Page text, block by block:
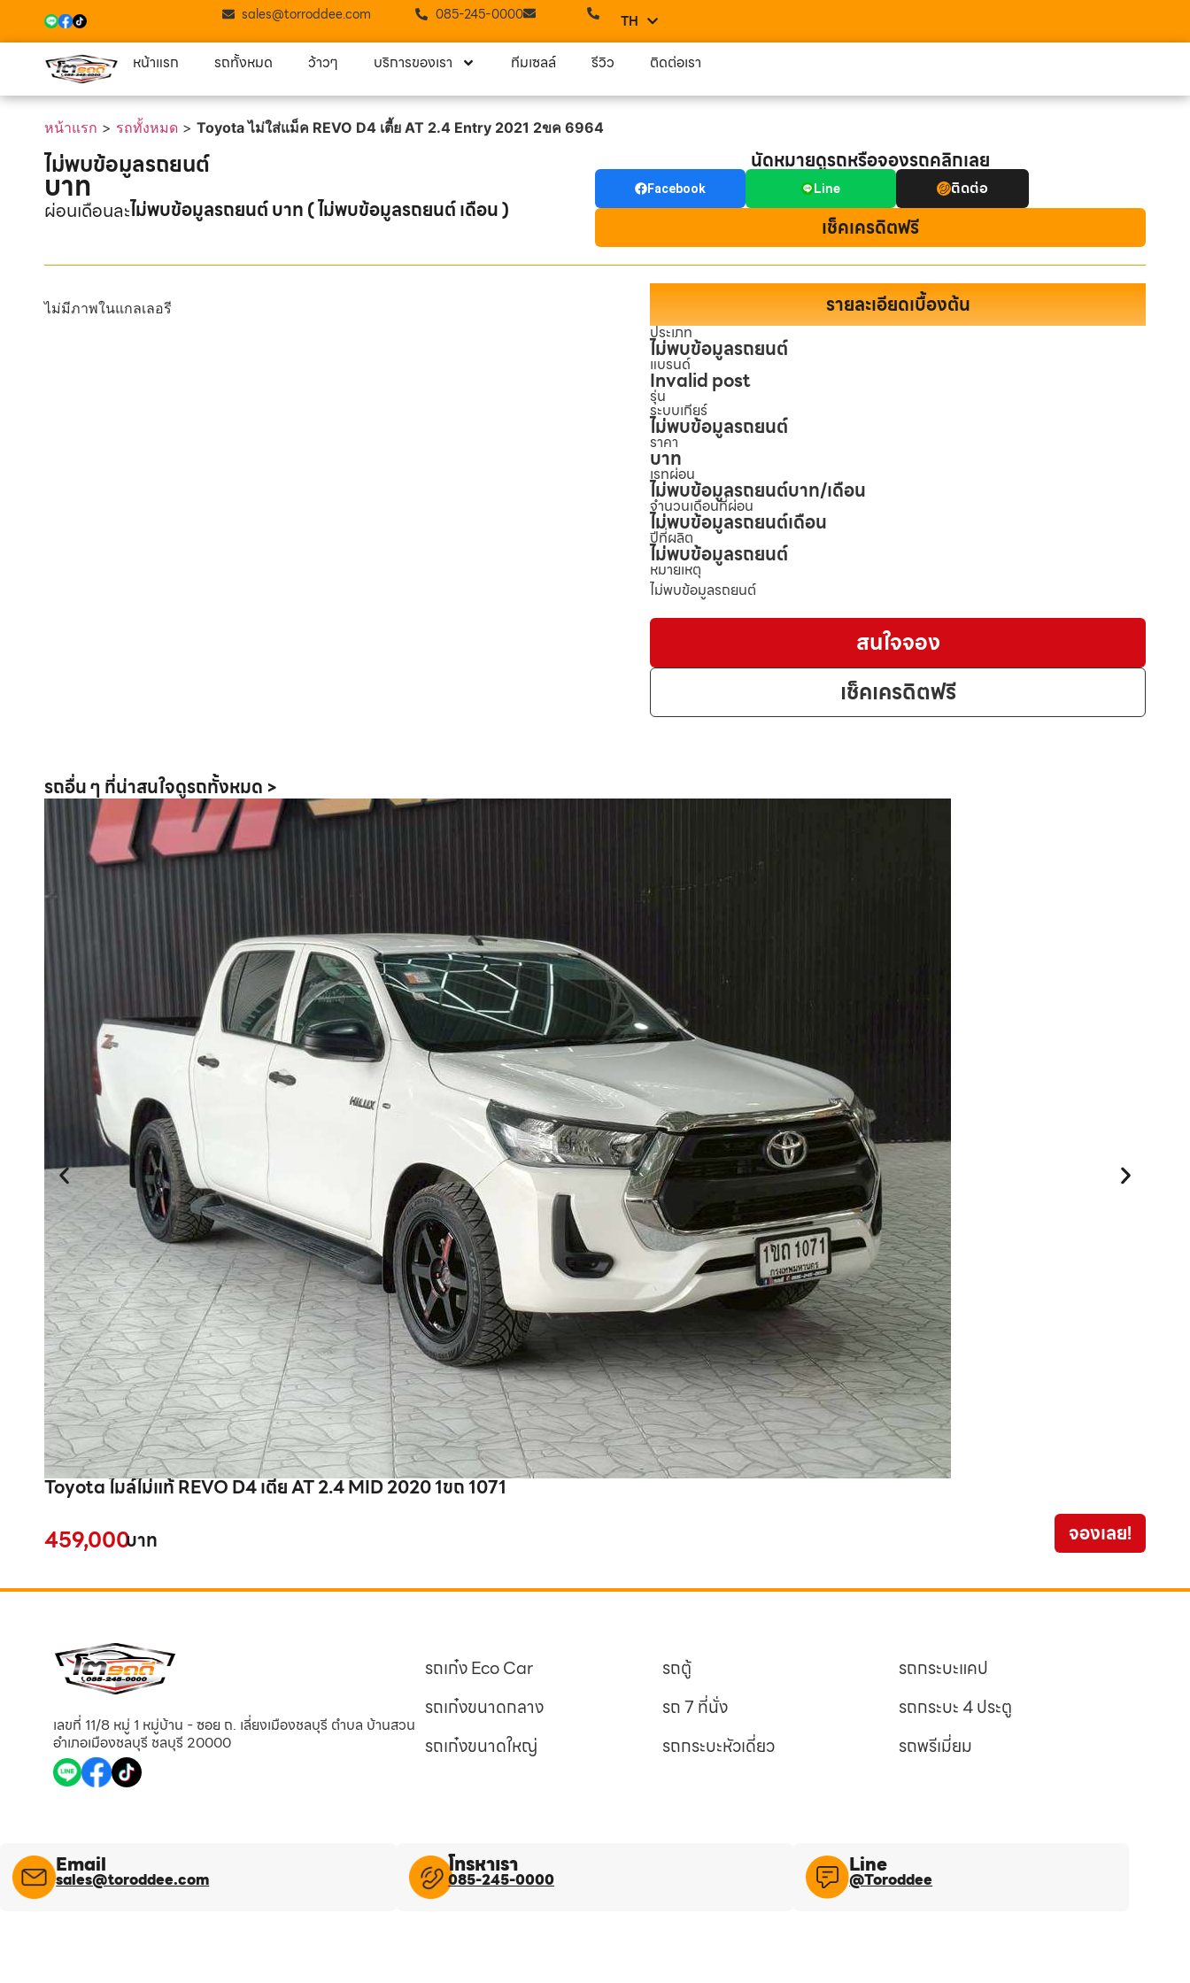
sales@torroddee.com 085-245-0000 TH
EN
หน้าแรก รถทั้งหมด ว้าวๆ บริการของเรา ทีมเซลล์ รีวิว ติดต่อเรา
หน้าแรก > รถทั้งหมด > Toyota ไม่ใส่แม็ค REVO D4 เตี้ย AT 2.4 Entry 2021 2ขค 6964
ไม่พบข้อมูลรถยนต์
บาท
ผ่อนเดือนละไม่พบข้อมูลรถยนต์ บาท ( ไม่พบข้อมูลรถยนต์ เดือน )
นัดหมายดูรถหรือจองรถคลิกเลย
Facebook Line ติดต่อ
เช็คเครดิตฟรี
ไม่มีภาพในแกลเลอรี รายละเอียดเบื้องต้น
ประเภท
ไม่พบข้อมูลรถยนต์
แบรนด์
Invalid post
รุ่น
ระบบเกียร์
ไม่พบข้อมูลรถยนต์
ราคา
บาท
เรทผ่อน
ไม่พบข้อมูลรถยนต์บาท/เดือน
จำนวนเดือนที่ผ่อน
ไม่พบข้อมูลรถยนต์เดือน
ปีที่ผลิต
ไม่พบข้อมูลรถยนต์
หมายเหตุ
ไม่พบข้อมูลรถยนต์
สนใจจอง
เช็คเครดิตฟรี
รถอื่น ๆ ที่น่าสนใจดูรถทั้งหมด >
Toyota ไมล์ไม่แท้ REVO D4 เตี้ย AT 2.4 MID 2020 1ขถ 1071
459,000บาท จองเลย!
เลขที่ 11/8 หมู่ 1 หมู่บ้าน - ซอย ถ. เลี่ยงเมืองชลบุรี ตำบล บ้านสวน
อำเภอเมืองชลบุรี ชลบุรี 20000
รถเก๋ง Eco Car
รถเก๋งขนาดกลาง
รถเก๋งขนาดใหญ่
รถตู้
รถ 7 ที่นั่ง
รถกระบะหัวเดี่ยว
รถกระบะแคป
รถกระบะ 4 ประตู
รถพรีเมี่ยม
Email
sales@toroddee.com
โทรหาเรา
085-245-0000
Line​
@Toroddee​